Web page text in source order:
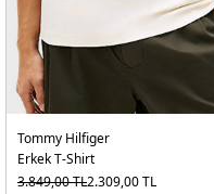
Tommy Hilfiger
Erkek T-Shirt
3.849,00TL2.309,00TL